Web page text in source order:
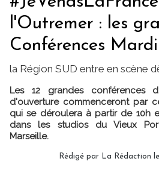
l'Outremer : les
Conférences
la Région SUD entre en scène
Les 12 grandes conférences
d'ouverture commenceront par
qui se déroulera à partir de 10h
dans les studios du Vieux
Marseille.
Rédigé par La Rédaction